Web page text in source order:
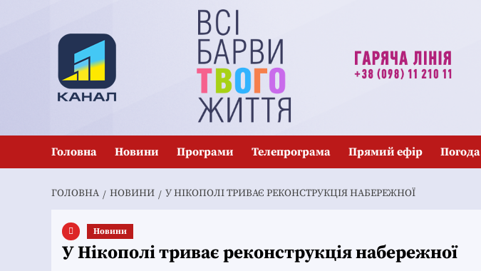
Головна Новини Програми Телепрограма Прямий ефір Погода
ГОЛОВНА НОВИНИ У НІКОПОЛІ ТРИВАЄ РЕКОНСТРУКЦІЯ НАБЕРЕЖНОЇ
Новини
У Нікополі триває реконструкція набережної